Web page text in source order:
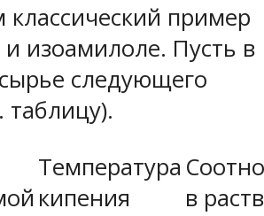
классический пример
изоамилоле. Пусть в
следующего
таблицу).
Температура
кипения
в